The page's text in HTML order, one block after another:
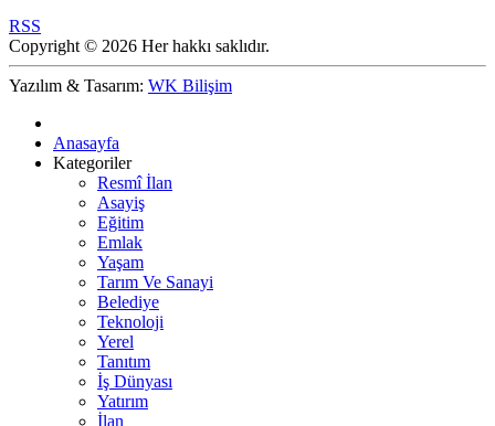
RSS
Copyright © 2026 Her hakkı saklıdır.
Yazılım & Tasarım: WK Bilişim
Anasayfa
Kategoriler
Resmî İlan
Asayiş
Eğitim
Emlak
Yaşam
Tarım Ve Sanayi
Belediye
Teknoloji
Yerel
Tanıtım
İş Dünyası
Yatırım
İlan